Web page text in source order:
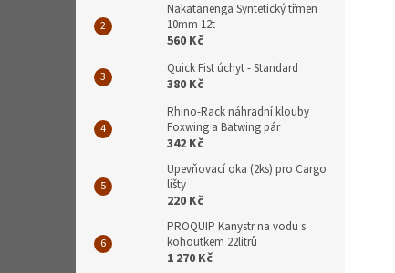
Nakatanenga Syntetický třmen
10mm 12t
560 Kč
Quick Fist úchyt - Standard
380 Kč
Rhino-Rack náhradní klouby
Foxwing a Batwing pár
342 Kč
Upevňovací oka (2ks) pro Cargo
lišty
220 Kč
PROQUIP Kanystr na vodu s
kohoutkem 22litrů
1 270 Kč